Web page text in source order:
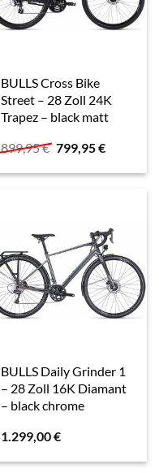
BULLS Cross Bike
Street – 28 Zoll 24K
Trapez – black matt
899,95€ Ursprünglicher
Preis
war:
799,95€Aktueller
ist:
BULLS Daily Grinder 1
– 28 Zoll 16K Diamant
– black chrome
1.299,00€